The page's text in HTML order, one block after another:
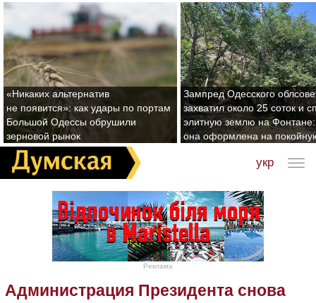
«Никаких альтернатив
не появится»: как удары по портам
Большой Одессы обрушили
зерновой рынок
Зампред Одесского
захватил около 25 соток и
элитную землю на Фонтане:
она оформлена на
укр
Реклама
Администрация Президента снова